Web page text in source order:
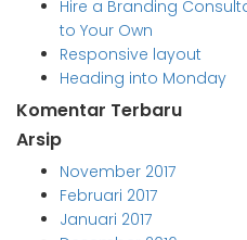
Hire a Branding
to Your Own
Responsive layout
Heading into Monday
Komentar Terbaru
Arsip
November 2017
Februari 2017
Januari 2017